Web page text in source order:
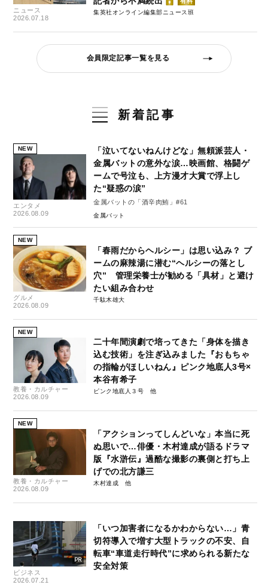
ニュース
2026.07.18
集英社オンライン編集部ニュース班
会員限定記事一覧を見る
新着記事
NEW
エンタメ
2026.08.09
「泣いてないねんけどな」無頼派芸人・
金属バットの意外な涙…映画館、格闘ゲ
ームで号泣も、上方漫才大賞で浮上し
た“疑惑の涙”
金属バットの「酒辛肉鮪」#61
金属バット
NEW
グルメ
2026.08.09
「春雨だからヘルシー」は思い込み？ ブ
ームの麻辣湯に潜む“ヘルシーの落とし
穴” 管理栄養士が勧める「具材」と避け
たい組み合わせ
千駄木雄大
NEW
教養・カルチャー
2026.08.09
二十年間演劇で培ってきた「身体を描き
込む技術」を注ぎ込みました『おもちゃ
の指輪がほしいねん』ピンク地底人3号×
本谷有希子
ピンク地底人３号
NEW
教養・カルチャー
2026.08.09
「アクションってしんどいな」本当に死
ぬ思いで…俳優・木村達成が語るドラマ
版『水滸伝』過酷な撮影の裏側と打ち上
げでの北方謙三
木村達成
ビジネス
2026.07.21
「いつ加害者になるかわからない…」青
切符導入で増す大型トラックの不安、自
転車“車道走行時代”に求められる新たな
安全対策